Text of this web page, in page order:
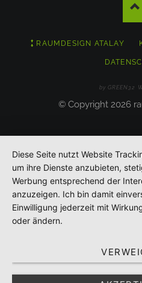
NAVIGATION
RAUMDESIGN ATALAY
by GREEN32
© Copyright 2026
Diese Seite nutzt Website
um ihre Dienste anzubieten,
Werbung entsprechend der
anzuzeigen. Ich bin damit
Einwilligung jederzeit mit
oder ändern.